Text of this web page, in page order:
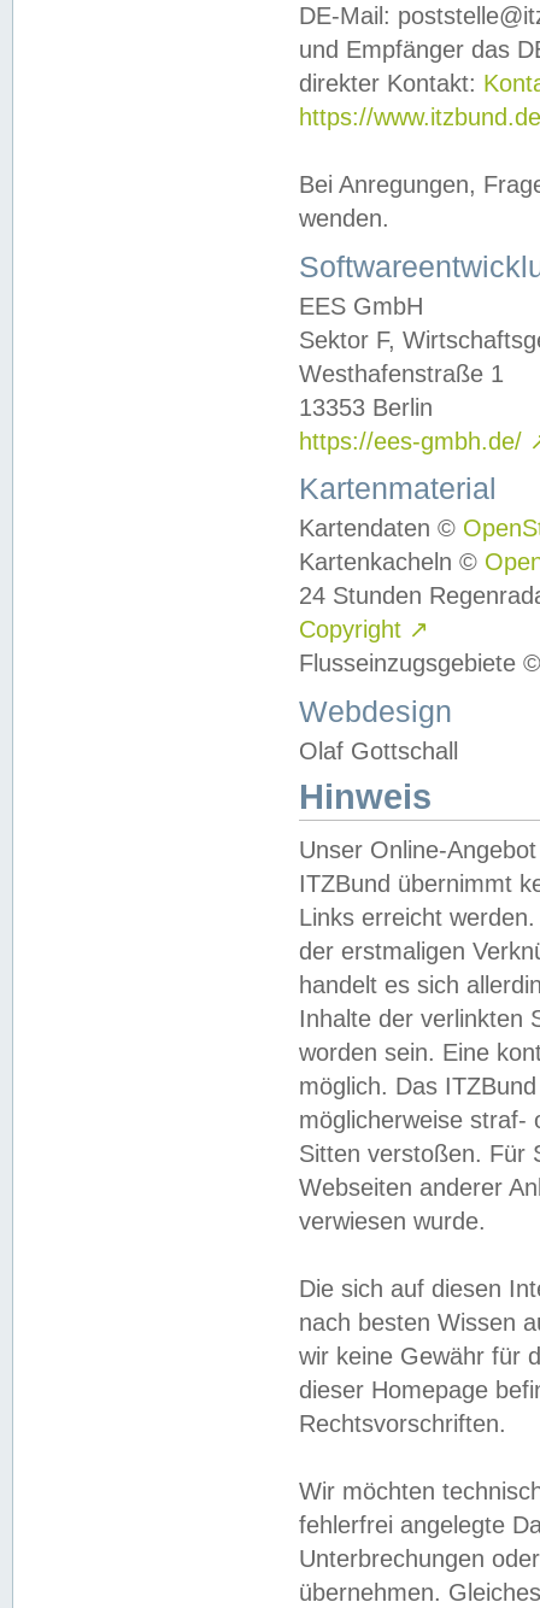
DE-Mail:
und Empfänger das
direkter Kontakt:
https://
Bei Anregungen,
wenden.
EES GmbH
Sektor F,
Westhafenstraße 1
13353 Berlin
https://ees-gmbh.de/
Kartenmaterial
Kartendaten ©
Kartenkacheln ©
24 Stunden
Copyright ↗
Flusseinzugsgebiete
Webdesign
Olaf Gottschall
Hinweis
Unser Online-
ITZBund übernimmt
Links erreicht
der erstmaligen
handelt es sich
Inhalte der verlinkten
worden sein. Eine
möglich. Das
möglicherweise straf-
Sitten verstoßen. Für
Webseiten anderer
verwiesen wurde.
Die sich auf diesen
nach besten Wissen
wir keine Gewähr für
dieser Homepage
Rechtsvorschriften.
Wir möchten
fehlerfrei angelegte
Unterbrechungen
übernehmen.